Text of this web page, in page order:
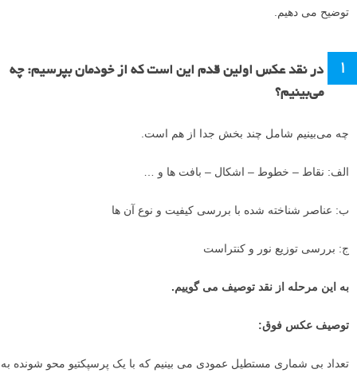
توضیح می دهیم.
۱
در نقد عکس اولین قدم این است که از خودمان بپرسیم: چه
می‌بینیم؟
چه می‌بینیم شامل چند بخش جدا از هم است.
الف: نقاط – خطوط – اشکال – بافت ها و …
ب: عناصر شناخته شده با بررسی کیفیت و نوع آن ها
ج: بررسی توزیع نور و کنتراست
به این مرحله از نقد توصیف می گوییم.
توصیف عکس فوق:
تعداد بی شماری مستطیل عمودی می بینیم که با یک پرسپکتیو محو شونده به